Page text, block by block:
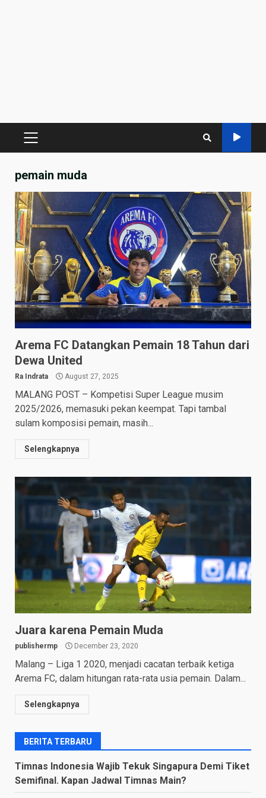
PRIMARY
pemain muda
Arema FC Datangkan Pemain 18 Tahun dari
Dewa United
Ra Indrata August 27, 2025
MALANG POST – Kompetisi Super League musim
2025/2026, memasuki pekan keempat. Tapi tambal
sulam komposisi pemain, masih...
Selengkapnya
Juara karena Pemain Muda
publishermp December 23, 2020
Malang – Liga 1 2020, menjadi cacatan terbaik ketiga
Arema FC, dalam hitungan rata-rata usia pemain. Dalam...
Selengkapnya
BERITA TERBARU
Timnas Indonesia Wajib Tekuk Singapura Demi Tiket
Semifinal. Kapan Jadwal Timnas Main?